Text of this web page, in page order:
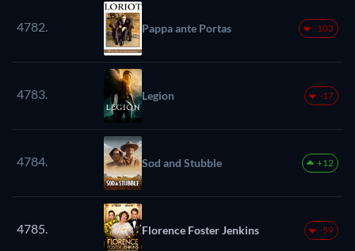
4782. Pappa ante Portas -103
4783. Legion -17
4784. Sod and Stubble +12
4785. Florence Foster Jenkins -59